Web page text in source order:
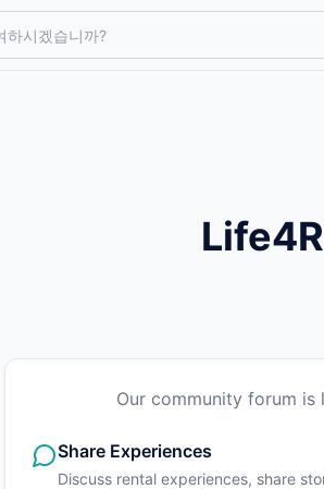
Our community forum is
Share Experiences
Discuss rental experiences, share